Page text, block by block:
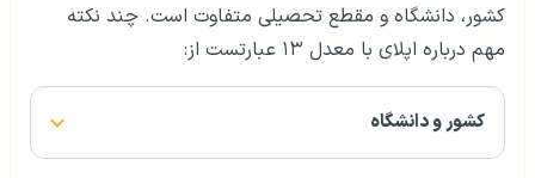
کشور، دانشگاه و مقطع تحصیلی متفاوت است. چند نکته
مهم درباره اپلای با معدل ۱۳ عبارتست از:
کشور و دانشگاه